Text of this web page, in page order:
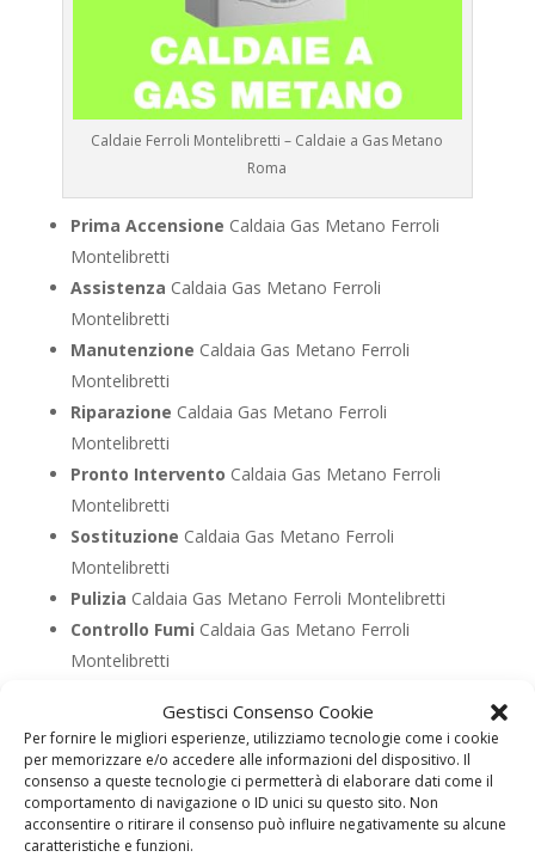
Gestisci Consenso Cookie
Per fornire le migliori esperienze, utilizziamo tecnologie come i cookie
per memorizzare e/o accedere alle informazioni del dispositivo. Il
consenso a queste tecnologie ci permetterà di elaborare dati come il
comportamento di navigazione o ID unici su questo sito. Non
acconsentire o ritirare il consenso può influire negativamente su alcune
caratteristiche e funzioni.
Caldaie Ferroli Montelibretti – Caldaie a Gas Metano
Roma
Prima Accensione Caldaia Gas Metano Ferroli
Montelibretti
Assistenza Caldaia Gas Metano Ferroli
Montelibretti
Manutenzione Caldaia Gas Metano Ferroli
Montelibretti
Riparazione Caldaia Gas Metano Ferroli
Montelibretti
Pronto Intervento Caldaia Gas Metano Ferroli
Montelibretti
Sostituzione Caldaia Gas Metano Ferroli
Montelibretti
Pulizia Caldaia Gas Metano Ferroli Montelibretti
Controllo Fumi Caldaia Gas Metano Ferroli
Montelibretti
Caldaia Gas Metano Ferroli Montelibretti
OfferteCaldaia Gas Metano Ferroli Montelibretti
UTILIZZA IL FORM PER RICHIEDERE ASSISTENZA PER